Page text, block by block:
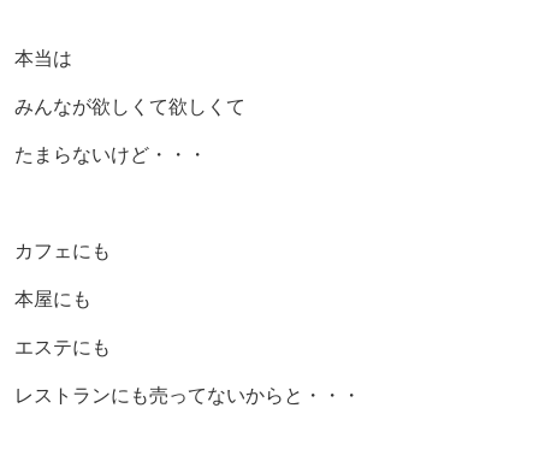
本当は
みんなが欲しくて欲しくて
たまらないけど・・・
カフェにも
本屋にも
エステにも
レストランにも売ってないからと・・・